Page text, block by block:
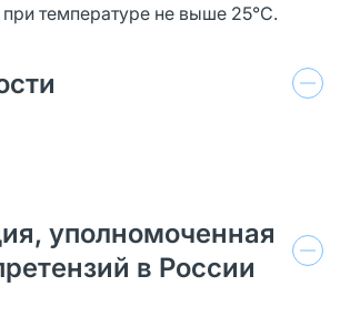
температуре не выше 25°С.
уполномоченная
в России